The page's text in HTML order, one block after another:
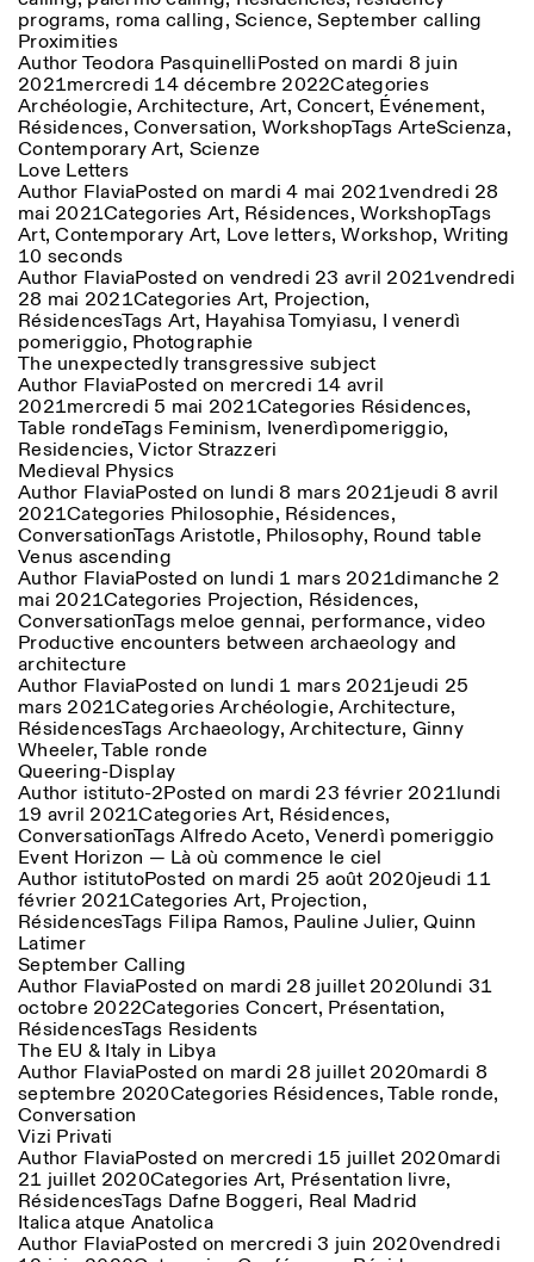
programs, roma calling, Science,September calling
Proximities
AuthorTeodora PasquinelliPosted on mardi 8 juin
2021mercredi 14 décembre 2022Categories
Archéologie,Architecture, Art, Concert, Événement,
Résidences, Conversation, WorkshopTags ArteScienza,
Contemporary Art, Scienze
Love Letters
Author FlaviaPosted on mardi 4 mai 2021vendredi 28
mai 2021Categories Art, Résidences, WorkshopTags
Art,Contemporary Art, Love letters,Workshop, Writing
10 seconds
Author FlaviaPosted on vendredi 23 avril 2021vendredi
28 mai 2021Categories Art, Projection,
RésidencesTags Art, Hayahisa Tomyiasu, I venerdì
pomeriggio, Photographie
The unexpectedly transgressive subject
Author FlaviaPosted on mercredi 14 avril
2021mercredi 5 mai 2021Categories Résidences,
Table rondeTags Feminism, Ivenerdìpomeriggio,
Residencies,Victor Strazzeri
Medieval Physics
Author FlaviaPosted on lundi 8 mars 2021jeudi 8 avril
2021Categories Philosophie, Résidences,
ConversationTagsAristotle, Philosophy, Round table
Venus ascending
Author FlaviaPosted on lundi 1 mars 2021dimanche 2
mai 2021Categories Projection, Résidences,
ConversationTags meloe gennai, performance, video
Productive encounters between archaeology and
architecture
Author FlaviaPosted on lundi 1 mars 2021jeudi 25
mars 2021CategoriesArchéologie,Architecture,
RésidencesTags Archaeology, Architecture, Ginny
Wheeler,Table ronde
Queering-Display
Author istituto-2Posted on mardi 23 février 2021lundi
19 avril 2021CategoriesArt, Résidences,
ConversationTagsAlfredo Aceto, Venerdì pomeriggio
Event Horizon — Là où commence le ciel
Author istitutoPosted on mardi 25 août 2020jeudi 11
février 2021Categories Art, Projection,
RésidencesTags Filipa Ramos, Pauline Julier,Quinn
Latimer
September Calling
Author FlaviaPosted on mardi 28 juillet 2020lundi 31
octobre 2022Categories Concert, Présentation,
RésidencesTags Residents
The EU & Italy in Libya
Author FlaviaPosted on mardi 28 juillet 2020mardi 8
septembre 2020Categories Résidences,Table ronde,
Conversation
Vizi Privati
Author FlaviaPosted on mercredi 15 juillet 2020mardi
21 juillet 2020Categories Art, Présentation livre,
RésidencesTags Dafne Boggeri, Real Madrid
Italica atque Anatolica
Author FlaviaPosted on mercredi 3 juin 2020vendredi